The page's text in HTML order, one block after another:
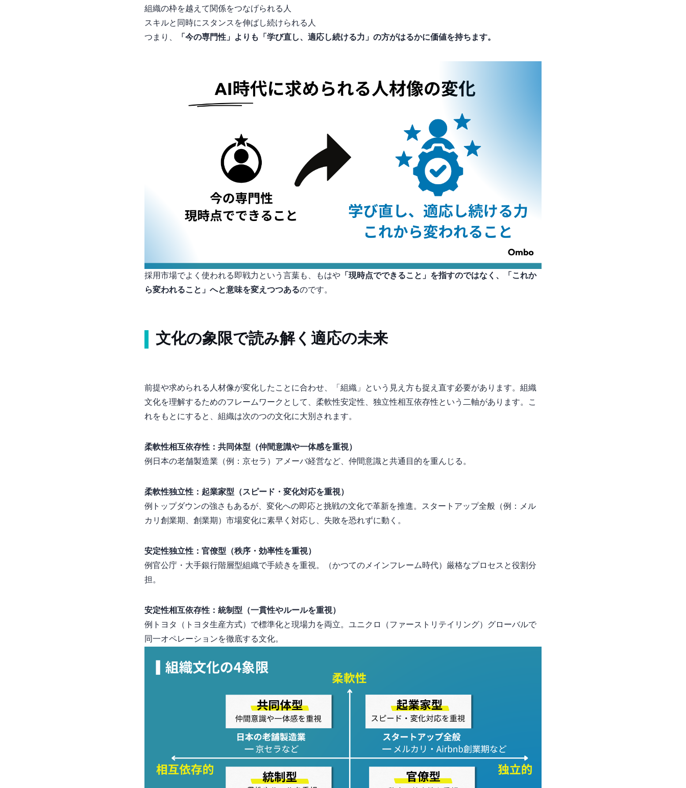
組織の枠を越えて関係をつなげられる人
スキルと同時に“スタンス”を伸ばし続けられる人
つまり、
「今の専門性」よりも「学び直し、適応し続ける力」の方がはるかに価値を持ちます。
採用市場でよく使われる“即戦力”という言葉も、もはや 「現時点でできること」を指すのではなく、「これか
ら”変われる”こと」へと意味を変えつつあるのです。
文化の4象限で読み解く適応の未来
前提や求められる人材像が変化したことに合わせ、「組織」という見え方も捉え直す必要があります。組織
文化を理解するためのフレームワークとして、柔軟性×安定性、独立性×相互依存性という二軸があります。こ
れをもとにすると、組織は次の4つの文化に大別されます。
柔軟性×相互依存性：共同体型（仲間意識や一体感を重視）
例)日本の老舗製造業（例：京セラ）…アメーバ経営など、仲間意識と共通目的を重んじる。
柔軟性×独立性：起業家型（スピード・変化対応を重視）
例)Tesla…トップダウンの強さもあるが、変化への即応と挑戦の文化で革新を推進。スタートアップ全般（例：メル
カリ創業期、Airbnb創業期）…市場変化に素早く対応し、失敗を恐れずに動く。
安定性×独立性：官僚型（秩序・効率性を重視）
例)官公庁・大手銀行…階層型組織で手続きを重視。IBM（かつてのメインフレーム時代）…厳格なプロセスと役割分
担。
安定性×相互依存性：統制型（一貫性やルールを重視）
例)トヨタ…TPS（トヨタ生産方式）で標準化と現場力を両立。ユニクロ（ファーストリテイリング）…グローバルで
同一オペレーションを徹底する文化。